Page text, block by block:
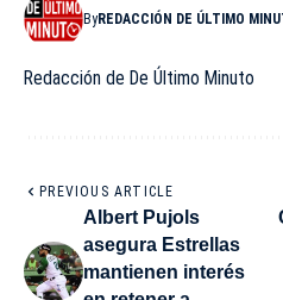
ByREDACCIÓN DE ÚLTIMO
Redacción de De Último Minuto
PREVIOUS ARTICLE
Albert Pujols
asegura Estrellas
mantienen interés